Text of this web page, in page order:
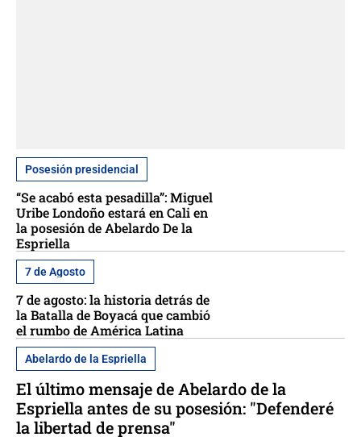
Posesión presidencial
“Se acabó esta pesadilla”: Miguel
Uribe Londoño estará en Cali en
la posesión de Abelardo De la
Espriella
7 de Agosto
7 de agosto: la historia detrás de
la Batalla de Boyacá que cambió
el rumbo de América Latina
Abelardo de la Espriella
El último mensaje de Abelardo de la
Espriella antes de su posesión: "Defenderé
la libertad de prensa"